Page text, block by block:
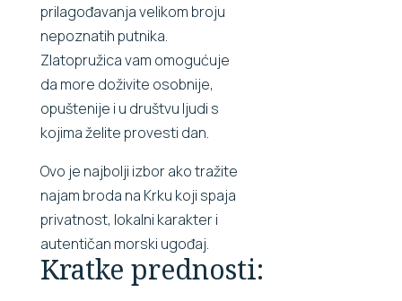
prilagođavanja velikom broju
nepoznatih putnika.
Zlatopružica vam omogućuje
da more doživite osobnije,
opuštenije i u društvu ljudi s
kojima želite provesti dan.
Ovo je najbolji izbor ako tražite
najam broda na Krku koji spaja
privatnost, lokalni karakter i
autentičan morski ugođaj.
Kratke prednosti: